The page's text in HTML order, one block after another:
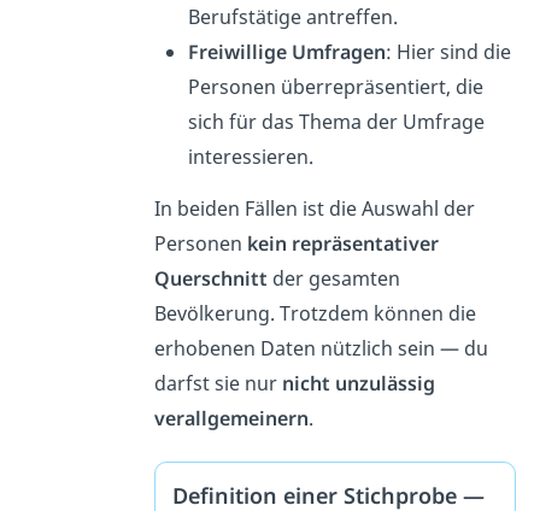
Berufstätige antreffen.
Freiwillige Umfragen: Hier sind die
Personen überrepräsentiert, die
sich für das Thema der Umfrage
interessieren.
In beiden Fällen ist die Auswahl der
Personen kein repräsentativer
Querschnitt der gesamten
Bevölkerung. Trotzdem können die
erhobenen Daten nützlich sein — du
darfst sie nur nicht unzulässig
verallgemeinern.
Definition einer Stichprobe —